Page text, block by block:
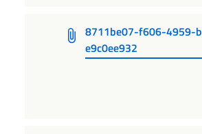
8711be07-f606-4959-
e9c0ee932